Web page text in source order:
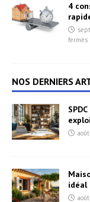
4
fermés
NOS DERNIERS
idéal